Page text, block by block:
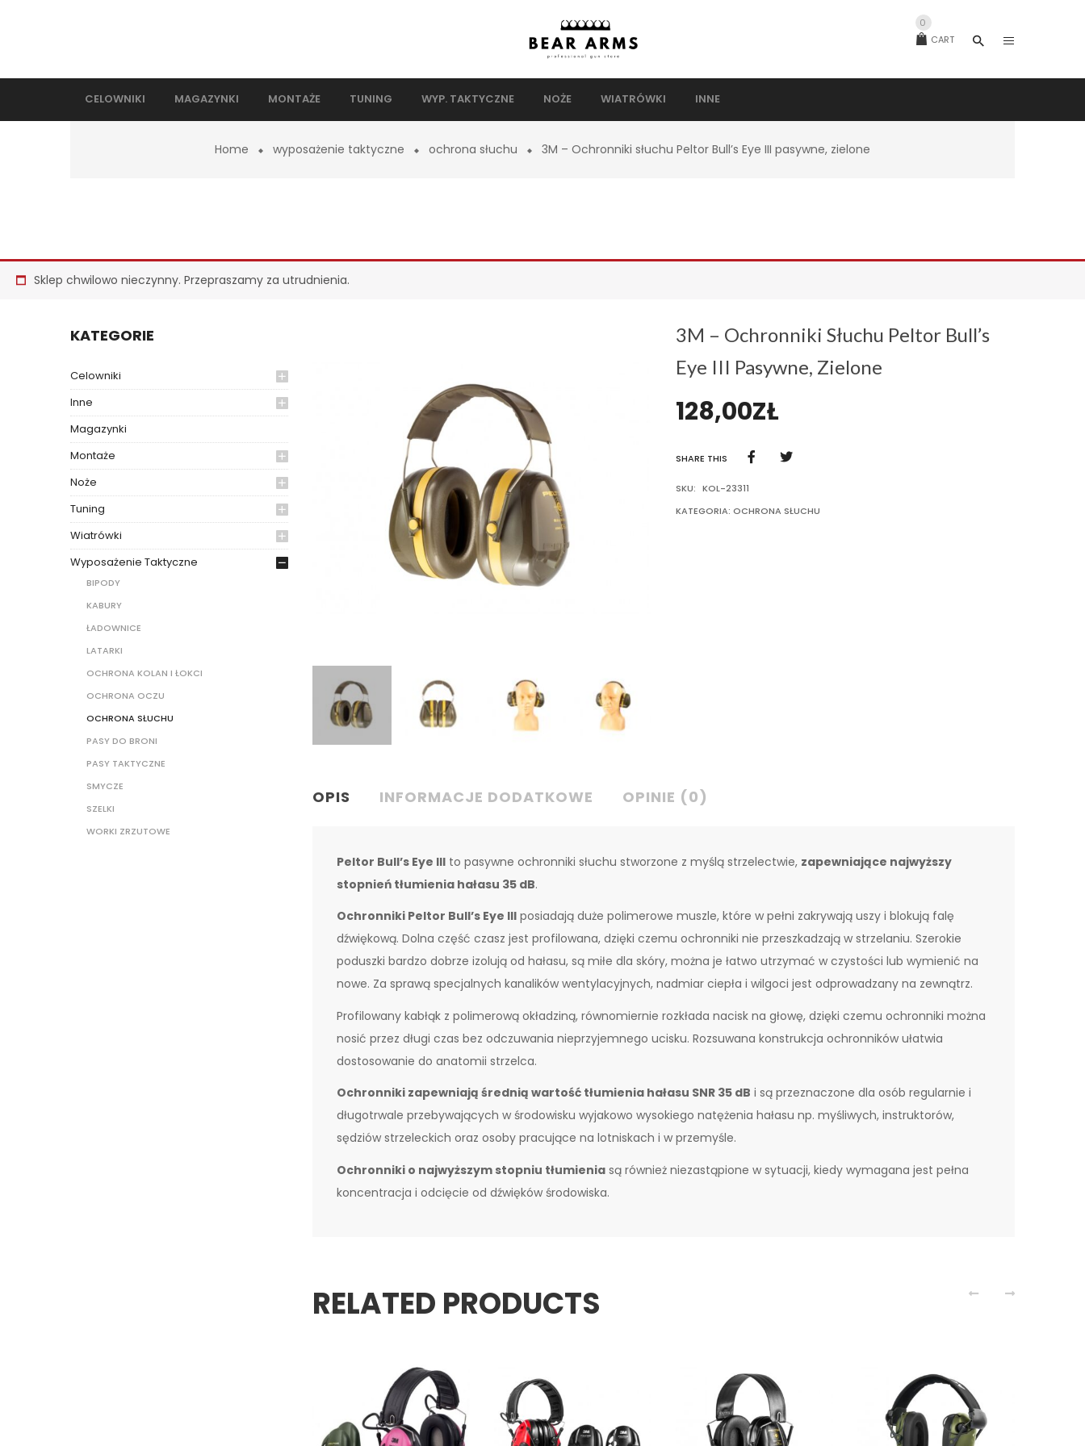
CART
0
CELOWNIKI MAGAZYNKI MONTAŻE TUNING WYP. TAKTYCZNE NOŻE WIATRÓWKI INNE
Home wyposażenie taktyczne ochrona słuchu 3M – Ochronniki słuchu Peltor Bull’s Eye III pasywne, zielone
Sklep chwilowo nieczynny. Przepraszamy za utrudnienia.
KATEGORIE
Celowniki
Inne
Magazynki
Montaże
Noże
Tuning
Wiatrówki
Wyposażenie Taktyczne
BIPODY
KABURY
ŁADOWNICE
LATARKI
OCHRONA KOLAN I ŁOKCI
OCHRONA OCZU
OCHRONA SŁUCHU
PASY DO BRONI
PASY TAKTYCZNE
SMYCZE
SZELKI
WORKI ZRZUTOWE
3M – Ochronniki Słuchu Peltor Bull’s
Eye III Pasywne, Zielone
128,00ZŁ
SHARE THIS
SKU: KOL-23311
KATEGORIA: OCHRONA SŁUCHU
OPIS INFORMACJE DODATKOWE OPINIE (0)
Peltor Bull’s Eye III to pasywne ochronniki słuchu stworzone z myślą strzelectwie, zapewniające najwyższy
stopnień tłumienia hałasu 35 dB.
Ochronniki Peltor Bull’s Eye III posiadają duże polimerowe muszle, które w pełni zakrywają uszy i blokują falę
dźwiękową. Dolna część czasz jest profilowana, dzięki czemu ochronniki nie przeszkadzają w strzelaniu. Szerokie
poduszki bardzo dobrze izolują od hałasu, są miłe dla skóry, można je łatwo utrzymać w czystości lub wymienić na
nowe. Za sprawą specjalnych kanalików wentylacyjnych, nadmiar ciepła i wilgoci jest odprowadzany na zewnątrz.
Profilowany kabłąk z polimerową okładziną, równomiernie rozkłada nacisk na głowę, dzięki czemu ochronniki można
nosić przez długi czas bez odczuwania nieprzyjemnego ucisku. Rozsuwana konstrukcja ochronników ułatwia
dostosowanie do anatomii strzelca.
Ochronniki zapewniają średnią wartość tłumienia hałasu SNR 35 dB i są przeznaczone dla osób regularnie i
długotrwale przebywających w środowisku wyjakowo wysokiego natężenia hałasu np. myśliwych, instruktorów,
sędziów strzeleckich oraz osoby pracujące na lotniskach i w przemyśle.
Ochronniki o najwyższym stopniu tłumienia są również niezastąpione w sytuacji, kiedy wymagana jest pełna
koncentracja i odcięcie od dźwięków środowiska.
RELATED PRODUCTS